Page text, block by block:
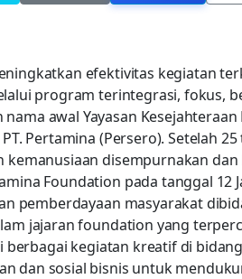
efektivitas kegiatan
program terintegrasi, fokus,
awal Yayasan
Pertamina (Persero). Setelah
kemanusiaan disempurnakan
Foundation pada tanggal 12
pemberdayaan masyarakat
jajaran foundation yang
kegiatan kreatif di
dan sosial bisnis untuk